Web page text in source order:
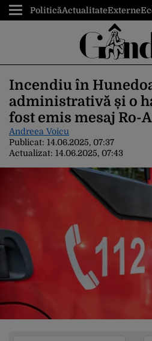
PoliticăActualitateExterne
Incendiu în
administrativă și o
fost emis mesaj Ro-
Andreea Voicu
Publicat: 14.06.2025, 07:37
Actualizat: 14.06.2025, 07:43